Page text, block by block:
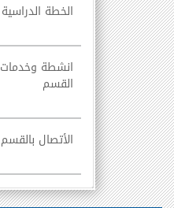
الخطة الدراسية
انشطة وخدمات
القسم
الأتصال بالقسم